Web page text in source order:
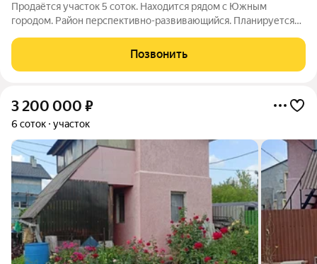
Продаётся участок 5 соток. Находится рядом с Южным
городом. Район перспективно-развивающийся. Планируется
формы, чистый, без зарослей, земля плодородная. Адрес: г.
Самара, Куйбышевский р-н, КЗРМК,
Позвонить
3 200 000 ₽
6 соток участок